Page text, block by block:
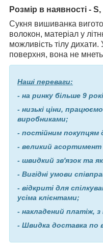
Розмір в наявності -
Сукня вишиванка
волокон, матеріал у
можливість тілу
поверхня, вона не
Наші переваги:
- на ринку більше 9
- низькі ціни,
виробниками;
- постійним покупцям
- великий
- швидкий зв'язок та
- Вигідні умови
- відкриті для
усіма клієнтами;
- накладений платіж,
- Швидка доставка по